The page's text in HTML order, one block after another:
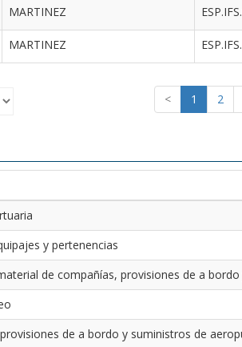
MARTINEZ
MARTINEZ
< 1 2
y pertenencias
de compañías, provisiones de a
de a bordo y suministros de